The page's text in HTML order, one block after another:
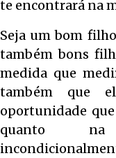
te encontrará na
Seja um bom
também bons
medida que
também que
oportunidade
quanto na